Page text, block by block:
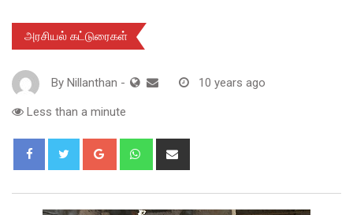
அரசியல் கட்டுரைகள்
By Nillanthan - 10 years ago
Less than a minute
Google+ Whatsapp